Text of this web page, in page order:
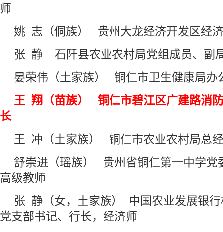
师
姚 志（侗族） 贵州大龙经济开发区经
张 静 石阡县农业农村局党组成员、副
晏荣伟（土家族） 铜仁市卫生健康局办
王 翔（苗族） 铜仁市碧江区广建路消
长
王 冲（土家族） 铜仁市农业农村局总
舒崇进（瑶族） 贵州省铜仁第一中学党
高级教师
张 静（女，土家族） 中国农业发展银
党支部书记、行长，经济师